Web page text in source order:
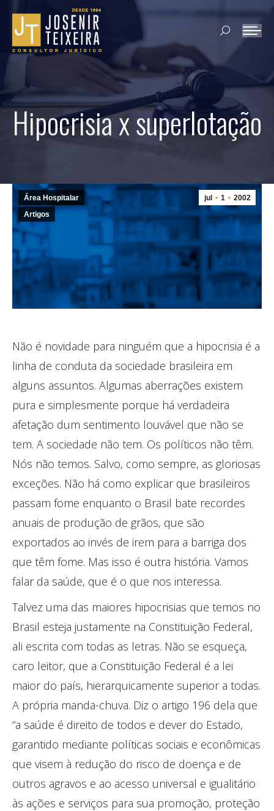
Search:
Hipocrisia x superlotação
jul 1 2002
Área Hospitalar
Artigos
Não é novidade para ninguém que a hipocrisia é a
linha de conduta da sociedade brasileira em
alguns assuntos. Algumas aberrações existem
pura e simplesmente porque há verdadeira
afetação dum sentimento louvável que não se
tem. A sociedade não tem. Os políticos não têm.
Nós não temos. Salvo, como sempre, as gloriosas
exceções. Não há como explicar que brasileiros
passam fome enquanto o Brasil bate recordes
anuais de produção de grãos, que são
exportados ao invés de irem para a barriga dos
que têm fome. Mas isso é outra história. Vamos
falar da saúde, que é o que nos interessa.
Talvez uma das maiores hipocrisias que temos no
Brasil esteja justamente na Constituição Federal,
ali escrita com todas as letras. Não se esqueça,
caro leitor, que a Constituição Federal é a lei
maior do país, hierarquicamente superior a todas.
A própria manda-chuva. Diz o artigo 196 dela que
“a saúde é direito de todos e dever do Estado,
garantido mediante políticas sociais e econômicas
que visem à redução do risco de doença e de
outros agravos e ao acesso universal e igualitário
às ações e serviços para sua promoção, proteção